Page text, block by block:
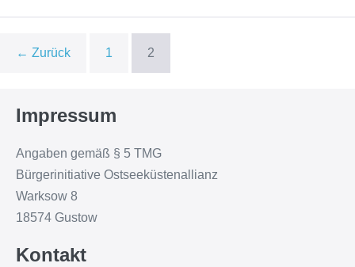
Pütnitz
← Zurück 1 2
Impressum
Angaben gemäß § 5 TMG
Bürgerinitiative Ostseeküstenallianz
Warksow 8
18574 Gustow
Kontakt